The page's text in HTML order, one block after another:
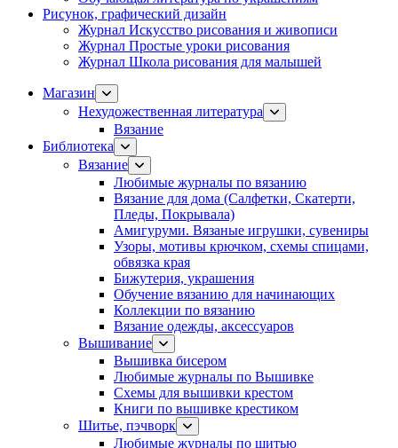
Рисунок, графический дизайн
Журнал Искусство рисования и живописи
Журнал Простые уроки рисования
Журнал Школа рисования для малышей
Магазин
Нехудожественная литература
Вязание
Библиотека
Вязание
Любимые журналы по вязанию
Вязание для дома (Салфетки, Скатерти,
Пледы, Покрывала)
Амигуруми. Вязаные игрушки, сувениры
Узоры, мотивы крючком, схемы спицами,
обвязка края
Бижутерия, украшения
Обучение вязанию для начинающих
Коллекции по вязанию
Вязание одежды, аксессуаров
Вышивание
Вышивка бисером
Любимые журналы по Вышивке
Схемы для вышивки крестом
Книги по вышивке крестиком
Шитье, пэчворк
Любимые журналы по шитью